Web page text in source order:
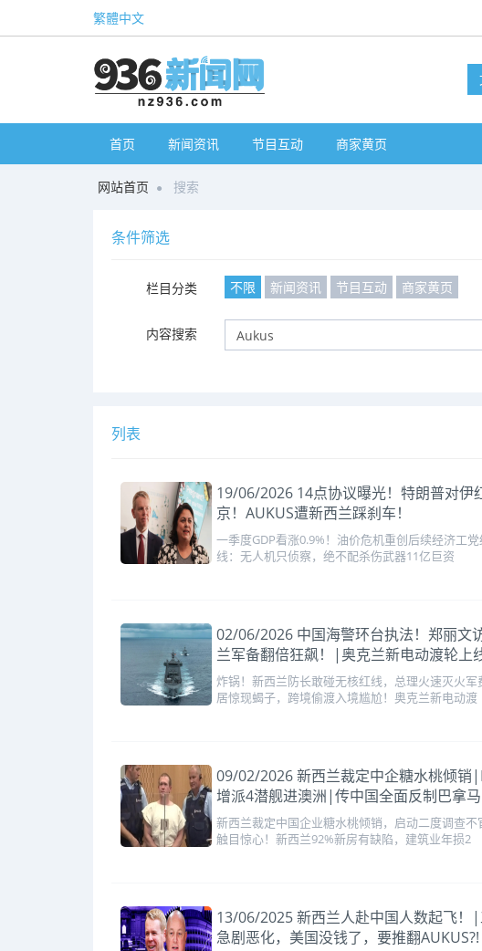
繁體中文
首页 新闻资讯 节目互动 商家黄页
网站首页 搜索
条件筛选
栏目分类 不限 新闻资讯 节目互动 商家黄页
内容搜索
列表
19/06/2026 14点协议曝光！特朗普对伊
京！AUKUS遭新西兰踩刹车！
一季度GDP看涨0.9%！油价危机重创后续经济工
线：无人机只侦察，绝不配杀伤武器11亿巨资
02/06/2026 中国海警环台执法！郑丽文
兰军备翻倍狂飙！|奥克兰新电动渡轮
炸锅！新西兰防长敢碰无核红线，总理火速灭火
居惊现蝎子，跨境偷渡入境尴尬！奥克兰新电动渡
09/02/2026 新西兰裁定中企糖水桃倾
增派4潜舰进澳洲|传中国全面反制巴拿
新西兰裁定中国企业糖水桃倾销，启动二度调查
触目惊心！新西兰92%新房有缺陷，建筑业年损2
13/06/2025 新西兰人赴中国人数起飞
急剧恶化，美国没钱了，要推翻